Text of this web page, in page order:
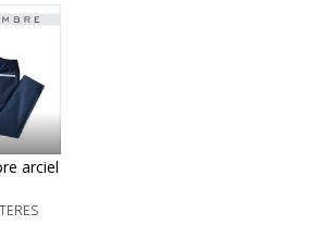
arciel